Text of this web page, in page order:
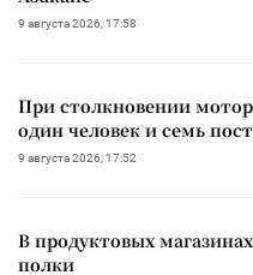
9 августа 2026, 17:58
При столкновении
один человек и семь
9 августа 2026, 17:52
В продуктовых
полки